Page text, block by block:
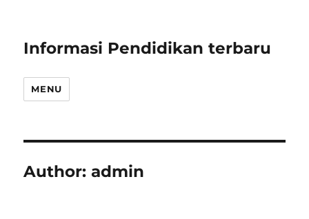
Informasi Pendidikan terbaru
MENU
Author:admin